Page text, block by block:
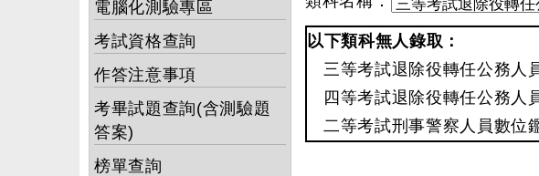
電腦化測驗專區
考試資格查詢
作答注意事項
考畢試題查詢(含測驗題
答案)
榜單查詢
以下類科無人錄取：
三等考試退除役轉任公務人
四等考試退除役轉任公務人
二等考試刑事警察人員數位